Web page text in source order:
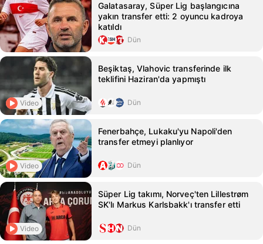
Galatasaray, Süper Lig başlangıcına
yakın transfer etti: 2 oyuncu kadroya
katıldı
Dün
Video
Beşiktaş, Vlahovic transferinde ilk
teklifini Haziran'da yapmıştı
Dün
Video
Fenerbahçe, Lukaku'yu Napoli'den
transfer etmeyi planlıyor
Dün
Video
Süper Lig takımı, Norveç'ten Lillestrøm
SK'lı Markus Karlsbakk'ı transfer etti
Dün